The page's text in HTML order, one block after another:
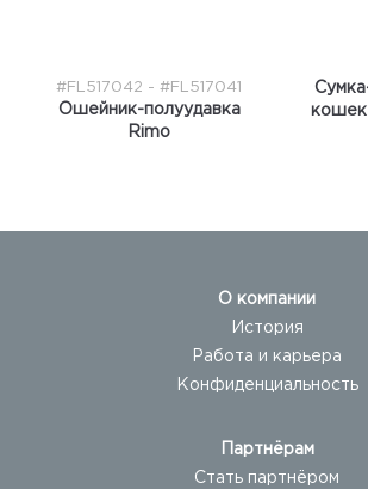
#FL517042 - #FL517041
Ошейник-полуудавка
Rimo
кошек
О компании
История
Работа и карьера
Конфиденциальность
Партнёрам
Стать партнёром